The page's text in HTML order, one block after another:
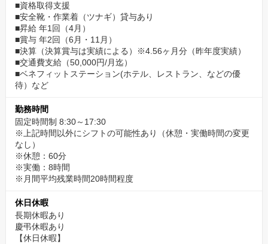
■資格取得支援
■安全靴・作業着（ツナギ）貸与あり
■昇給 年1回（4月）
■賞与 年2回（6月・11月）
■決算（決算賞与は実績による）※4.56ヶ月分（昨年度実績）
■交通費支給（50,000円/月迄）
■ベネフィットステーション(ホテル、レストラン、などの優
待）など
勤務時間
固定時間制 8:30～17:30
※上記時間以外にシフトの可能性あり（休憩・実働時間の変更
なし）
※休憩：60分
※実働：8時間
※月間平均残業時間20時間程度
休日休暇
長期休暇あり
慶弔休暇あり
【休日休暇】